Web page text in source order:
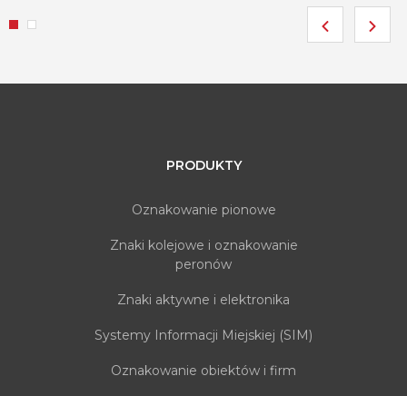
PRODUKTY
Oznakowanie pionowe
Znaki kolejowe i oznakowanie
peronów
Znaki aktywne i elektronika
Systemy Informacji Miejskiej (SIM)
Oznakowanie obiektów i firm